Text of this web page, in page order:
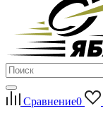
Сравнение0